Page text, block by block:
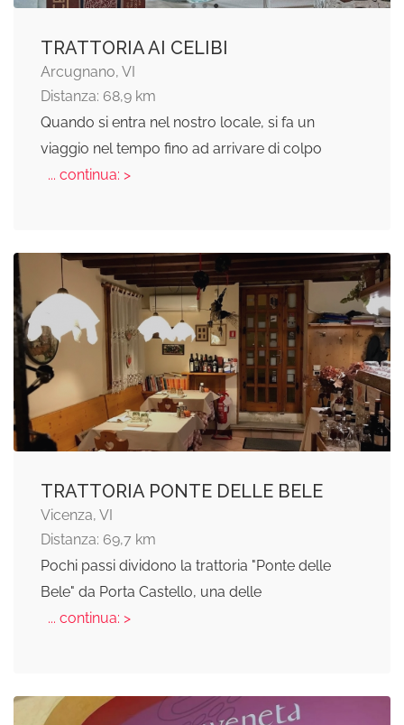
TRATTORIA AI CELIBI
Arcugnano, VI
Distanza: 68,9 km
Quando si entra nel nostro locale, si fa un
viaggio nel tempo fino ad arrivare di colpo
... continua: >
TRATTORIA PONTE DELLE BELE
Vicenza, VI
Distanza: 69,7 km
Pochi passi dividono la trattoria "Ponte delle
Bele" da Porta Castello, una delle
... continua: >